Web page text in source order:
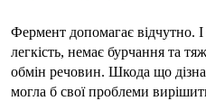
Фермент допомагає відчутно.
легкість, немає бурчання та
обмін речовин. Шкода що
могла б свої проблеми